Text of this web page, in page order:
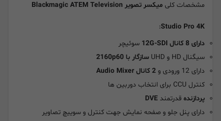
مشخصات کلی میکسر تصویر Blackmagic ATEM Television
Studio Pro 4K
:
دارای 8 کانال 12G-SDI
سوئیچر
سیگنال HD و UHD
سازگار با 2160p60
دارای 12 ورودی و
2 کانال Audio Mixer
کنترل CCU برای انتخاب دوربین ها
پردازنده قدرتمند DVE
دارای پنل جلو و صفحه نمایش جهت کنترل و سوییچ تصاویر